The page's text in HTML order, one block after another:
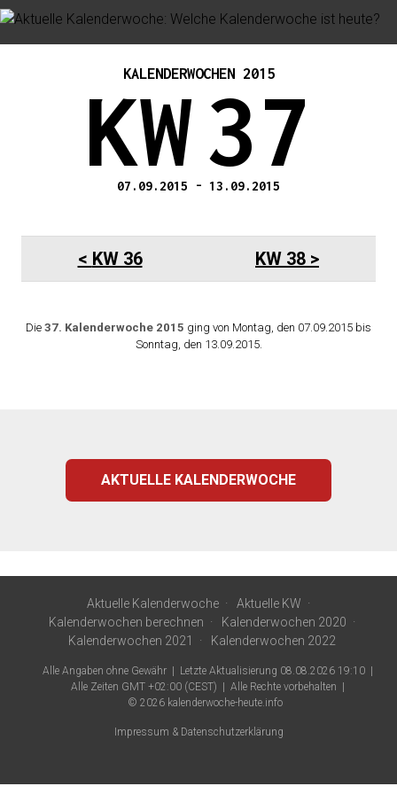
KALENDERWOCHEN 2015
KW37
07.09.2015 - 13.09.2015
KW 36 KW 38
Die 37. Kalenderwoche 2015 ging von Montag, den 07.09.2015 bis
Sonntag, den 13.09.2015.
AKTUELLE KALENDERWOCHE
Aktuelle Kalenderwoche
Aktuelle KW
Kalenderwochen berechnen
Kalenderwochen 2020
Kalenderwochen 2021
Kalenderwochen 2022
Alle Angaben ohne Gewähr
Letzte Aktualisierung 08.08.2026 19:10
Alle Zeiten GMT +02:00 (CEST)
Alle Rechte vorbehalten
© 2026 kalenderwoche-heute.info
Impressum & Datenschutzerklärung